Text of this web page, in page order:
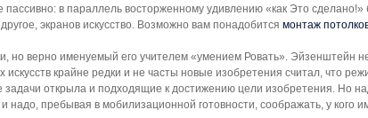
пассивно: в параллель восторженному удивлению «как Это
экранов искусство. Возможно вам понадобится монтаж
но верно именуемый его учителем «умением Ровать». Эйзенштейн
крайне редки и не часты новые изобретения считал, что
открыла и подходящие к достижению цели изобретения. Но
надо, пребывая в мобилизационной готовности, соображать, у кого